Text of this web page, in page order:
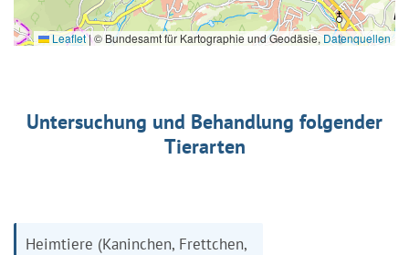
Leaflet|© Bundesamt für Kartographie und Geodäsie, Datenquellen
Untersuchung und Behandlung folgender
Tierarten
Heimtiere (Kaninchen, Frettchen,